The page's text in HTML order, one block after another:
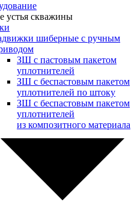
устья скважины
шиберные с ручным
ЗШ с пастовым пакетом
уплотнителей
ЗШ с беспастовым пакетом
уплотнителей по штоку
ЗШ с беспастовым пакетом
уплотнителей
из композитного материала